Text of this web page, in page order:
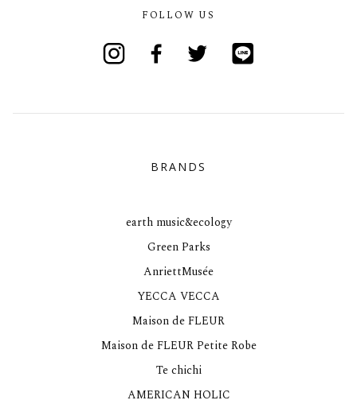
FOLLOW US
BRANDS
earth music&ecology
Green Parks
AnriettMusée
YECCA VECCA
Maison de FLEUR
Maison de FLEUR Petite Robe
Te chichi
AMERICAN HOLIC